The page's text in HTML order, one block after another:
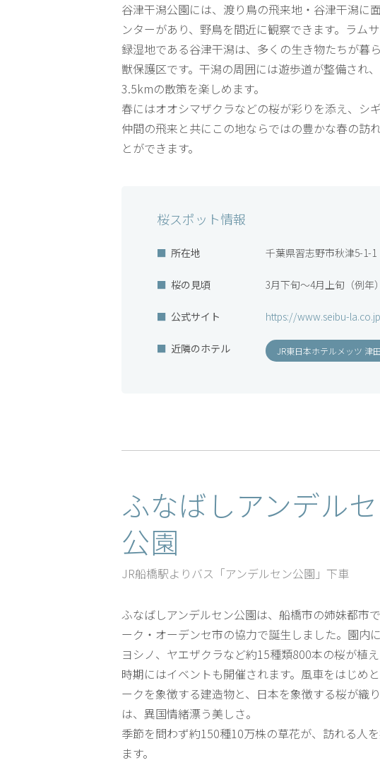
谷津干潟公園には、渡り鳥の飛来地・谷津干潟に
ンターがあり、野鳥を間近に観察できます。ラム
録湿地である谷津干潟は、多くの生き物たちが暮
獣保護区です。干潟の周囲には遊歩道が整備され
3.5kmの散策を楽しめます。
春にはオオシマザクラなどの桜が彩りを添え、シ
仲間の飛来と共にこの地ならではの豊かな春の訪
とができます。
桜スポット情報
所在地 千葉県習志野市秋津5-1-1
桜の見頃 3月下旬～4月上旬（例年）
公式サイト https://www.seibu-
近隣のホテル JR東日本ホテルメッツ 津
ふなばしアンデル
公園
JR船橋駅よりバス「アンデルセン公園」下車
ふなばしアンデルセン公園は、船橋市の姉妹都市
ーク・オーデンセ市の協力で誕生しました。園内
ヨシノ、ヤエザクラなど約15種類800本の桜が植
時期にはイベントも開催されます。風車をはじめ
ークを象徴する建造物と、日本を象徴する桜が織
は、異国情緒漂う美しさ。
季節を問わず約150種10万株の草花が、訪れる人
ます。